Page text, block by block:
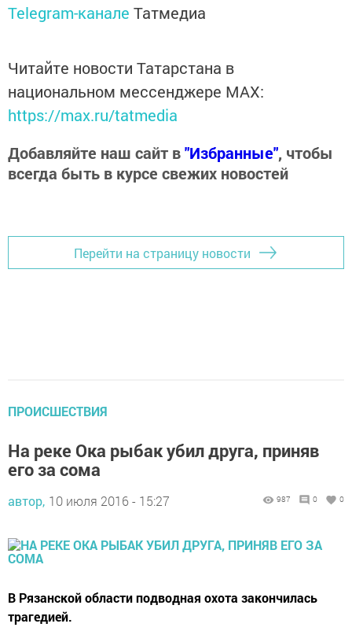
Telegram-канале Татмедиа
Читайте новости Татарстана в
национальном мессенджере MАХ:
https://max.ru/tatmedia
Добавляйте наш сайт в"Избранные", чтобы
всегда быть в курсе свежих новостей
Перейти на страницу новости
ПРОИСШЕСТВИЯ
На реке Ока рыбак убил друга, приняв
его за сома
автор, 10 июля 2016 - 15:27 987 0 0
В Рязанской области подводная охота закончилась
трагедией.